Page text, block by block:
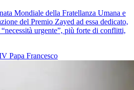
Mondiale della Fratellanza Umana e
del Premio Zayed ad essa dedicato,
urgente”, più forte di conflitti,
Papa Francesco